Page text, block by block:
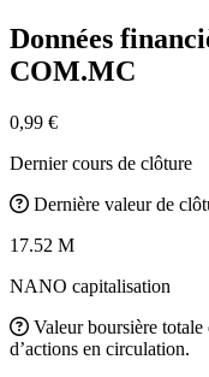
Données
COM.MC
0,99 €
Dernier cours de clôture
Dernière valeur de
17.52 M
NANO capitalisation
Valeur boursière
d’actions en circulation.